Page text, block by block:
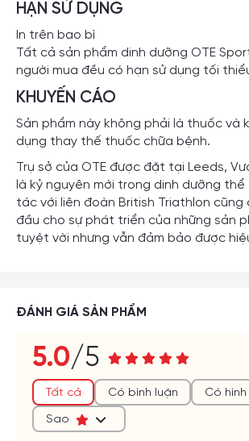
HẠN SỬ DỤNG
In trên bao bì
Tất cả sản phẩm dinh dưỡng OTE
người mua đều có hạn sử dụng tối
KHUYẾN CÁO
Sản phẩm này không phải là thuốc và
dụng thay thế thuốc chữa bệnh.
Trụ sở của OTE được đặt tại Leeds,
là kỷ nguyên mới trong dinh dưỡng thể
tác với liên đoàn British Triathlon cũng
đầu cho sự phát triển của những sản
tuyệt vời nhưng vẫn đảm bảo được
ĐÁNH GIÁ SẢN PHẨM
5.0/5 (*)(*) (*) (*) (*)
Tất cả Có bình luận Có
Sao